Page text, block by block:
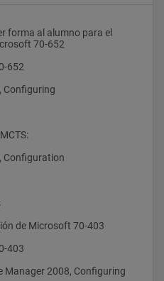
70-652
652
Configuring
Configuration
de Microsoft 70-403
403
Manager 2008, Configuring